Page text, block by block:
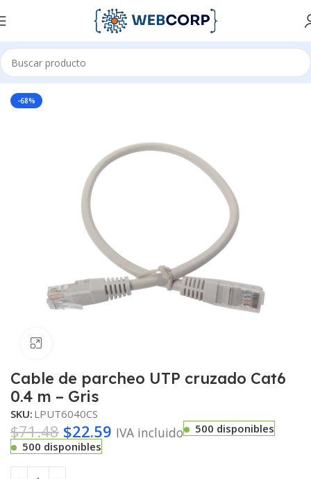
Inicio REDES CABLEADO ESTRUCTURADO PATCH CORD
-68%
Cable de parcheo UTP cruzado Cat6
0.4 m – Gris
SKU: LPUT6040CS
$71.48 $22.59 IVA incluido
500 disponibles
500 disponibles